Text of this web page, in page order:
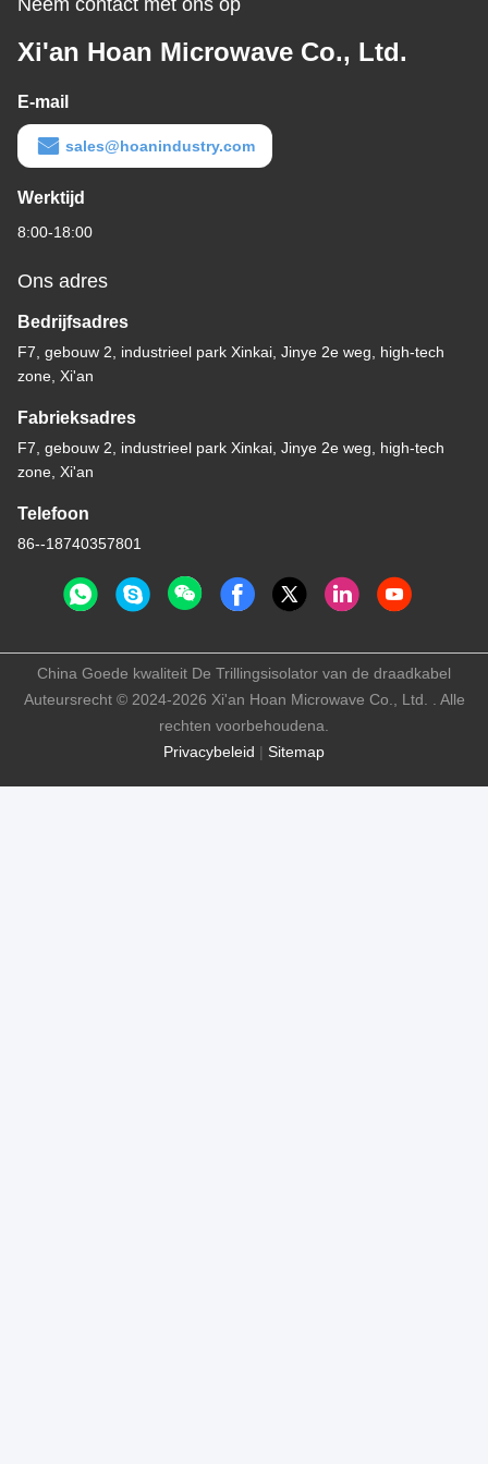
Xi'an Hoan Microwave Co., Ltd.
E-mail
sales@hoanindustry.com
Werktijd
8:00-18:00
Ons adres
Bedrijfsadres
F7, gebouw 2, industrieel park Xinkai, Jinye 2e weg, high-tech
zone, Xi'an
Fabrieksadres
F7, gebouw 2, industrieel park Xinkai, Jinye 2e weg, high-tech
zone, Xi'an
Telefoon
86--18740357801
Privacybeleid | Sitemap
China Goede kwaliteit De Trillingsisolator van de draadkabel
Auteursrecht © 2024-2026 Xi'an Hoan Microwave Co., Ltd. . Alle
rechten voorbehoudena.